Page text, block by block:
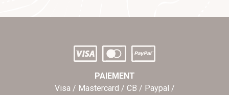
PAIEMENT
Visa / Mastercard / CB / Paypal /